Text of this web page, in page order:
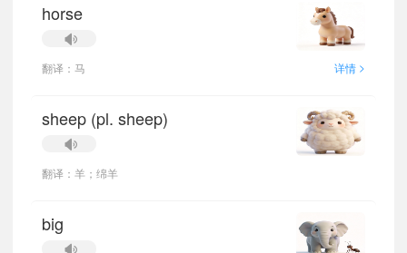
horse
翻译：马 详情 >
sheep (pl. sheep)
翻译：羊；绵羊
big